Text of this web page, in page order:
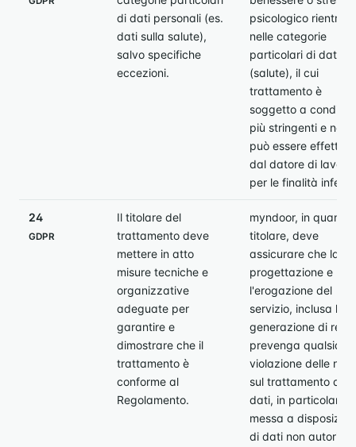
di dati personali (es.
dati sulla salute),
salvo specifiche
eccezioni.
psicologico
nelle categorie
particolari di dati
(salute), il cui
trattamento è
soggetto a
più stringenti e non
può essere
dal datore di lavoro
per le finalità
24
GDPR
Il titolare del
trattamento deve
mettere in atto
misure tecniche e
organizzative
adeguate per
garantire e
dimostrare che il
trattamento è
conforme al
Regolamento.
myndoor, in quanto
titolare, deve
assicurare che la
progettazione e
l'erogazione del
servizio, inclusa la
generazione di
prevenga qualsiasi
violazione delle
sul trattamento dei
dati, in particolare
messa a
di dati non